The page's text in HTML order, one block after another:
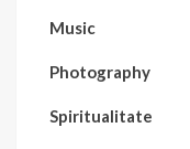
Music
Photography
Spiritualitate